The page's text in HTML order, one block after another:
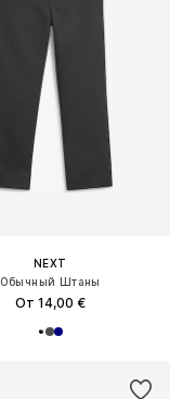
NEXT
Обычный Штаны
От 14,00 €